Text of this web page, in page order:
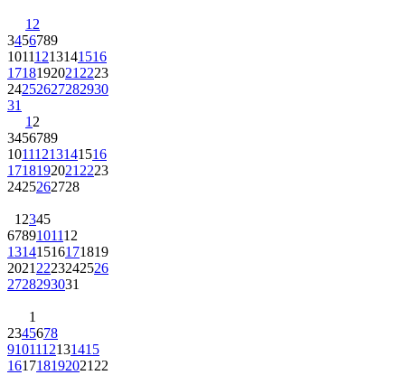
1 2
3456789
10111213141516
1718192021 2223
24252627282930
31
1 2
3456789
10111213141516
1718192021 2223
2425262728
1 2345
6789101112
13141516171819
2021 2223242526
2728293031
1
2345678
9101112131415
161718192021 22